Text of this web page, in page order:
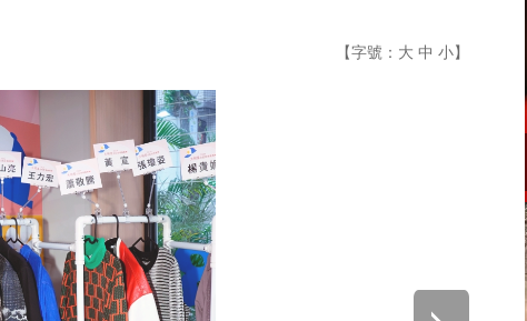
【字號： 大 中 小】